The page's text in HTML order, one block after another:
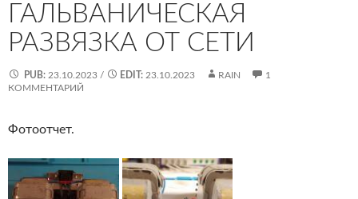
ГАЛЬВАНИЧЕСКАЯ
РАЗВЯЗКА ОТ СЕТИ
PUB: 23.10.2023 / EDIT: 23.10.2023 RAIN
1
КОММЕНТАРИЙ
Фотоотчет.